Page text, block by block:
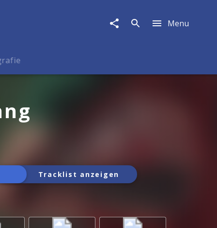
Menu
Tracklist anzeigen